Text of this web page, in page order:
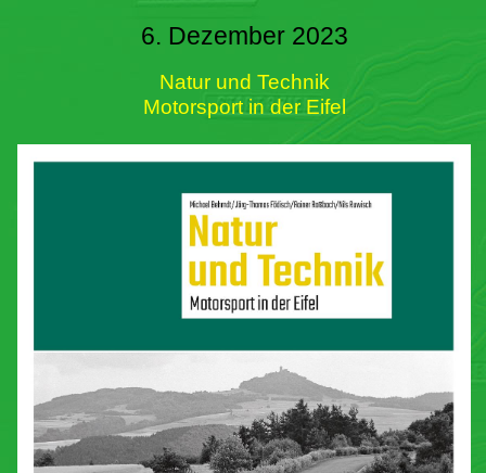
6. Dezember 2023
Natur und Technik
Motorsport in der Eifel